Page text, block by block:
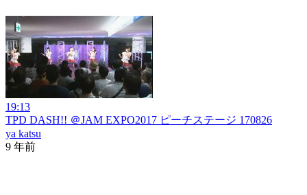
19:13
TPD DASH!! ＠JAM EXPO2017 ピーチステージ 170826
ya katsu
9 年前